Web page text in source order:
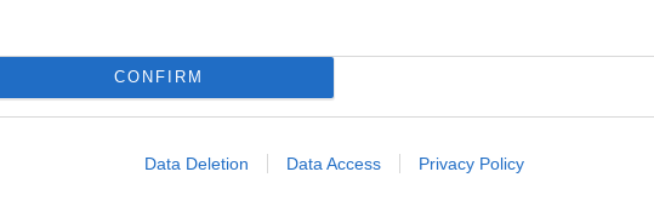
CONFIRM
Data Deletion Data Access Privacy Policy